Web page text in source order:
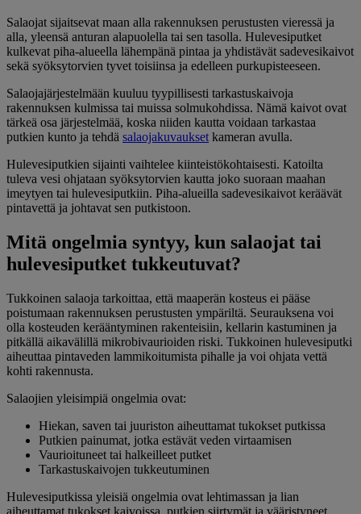
Salaojat sijaitsevat maan alla rakennuksen perustusten vieressä ja
alla, yleensä anturan alapuolella tai sen tasolla. Hulevesiputket
kulkevat piha-alueella lähempänä pintaa ja yhdistävät sadevesikaivot
sekä syöksytorvien tyvet toisiinsa ja edelleen purkupisteeseen.
Salaojajärjestelmään kuuluu tyypillisesti tarkastuskaivoja
rakennuksen kulmissa tai muissa solmukohdissa. Nämä kaivot ovat
tärkeä osa järjestelmää, koska niiden kautta voidaan tarkastaa
putkien kunto ja tehdä salaojakuvauksetkameran avulla.
Hulevesiputkien sijainti vaihtelee kiinteistökohtaisesti. Katoilta
tuleva vesi ohjataan syöksytorvien kautta joko suoraan maahan
imeytyen tai hulevesiputkiin. Piha-alueilla sadevesikaivot keräävät
pintavettä ja johtavat sen putkistoon.
Mitä ongelmia syntyy, kun salaojat tai
hulevesiputket tukkeutuvat?
Tukkoinen salaoja tarkoittaa, että maaperän kosteus ei pääse
poistumaan rakennuksen perustusten ympäriltä. Seurauksena voi
olla kosteuden kerääntyminen rakenteisiin, kellarin kastuminen ja
pitkällä aikavälillä mikrobivaurioiden riski. Tukkoinen hulevesiputki
aiheuttaa pintaveden lammikoitumista pihalle ja voi ohjata vettä
kohti rakennusta.
Salaojien yleisimpiä ongelmia ovat:
Hiekan, saven tai juuriston aiheuttamat tukokset putkissa
Putkien painumat, jotka estävät veden virtaamisen
Vaurioituneet tai halkeilleet putket
Tarkastuskaivojen tukkeutuminen
Hulevesiputkissa yleisiä ongelmia ovat lehtimassan ja lian